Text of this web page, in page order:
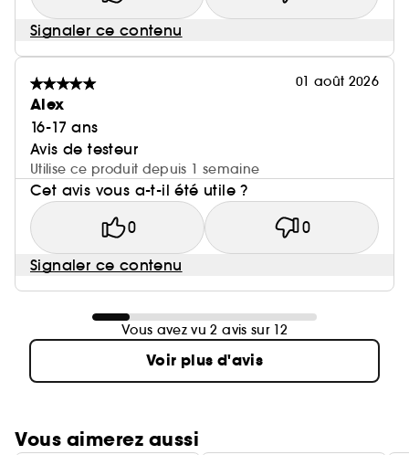
Signaler ce contenu
01 août 2026
Alex
16-17 ans
Avis de testeur
Utilise ce produit depuis 1 semaine
Cet avis vous a-t-il été utile ?
0 0
Signaler ce contenu
Vous avez vu 2 avis sur 12
Voir plus d'avis
Vous aimerez aussi